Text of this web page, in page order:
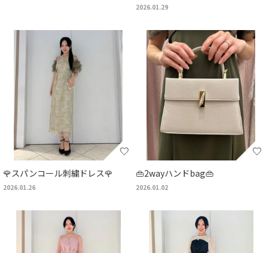
2026.01.29
🌹スパンコール刺繍ドレス🌹
2026.01.26
👜2wayハンドbag👜
2026.01.02